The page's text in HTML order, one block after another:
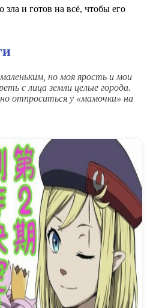
и готов на всё, чтобы его
но моя ярость и мои
с лица земли целые города.
отпроситься у «мамочки» на